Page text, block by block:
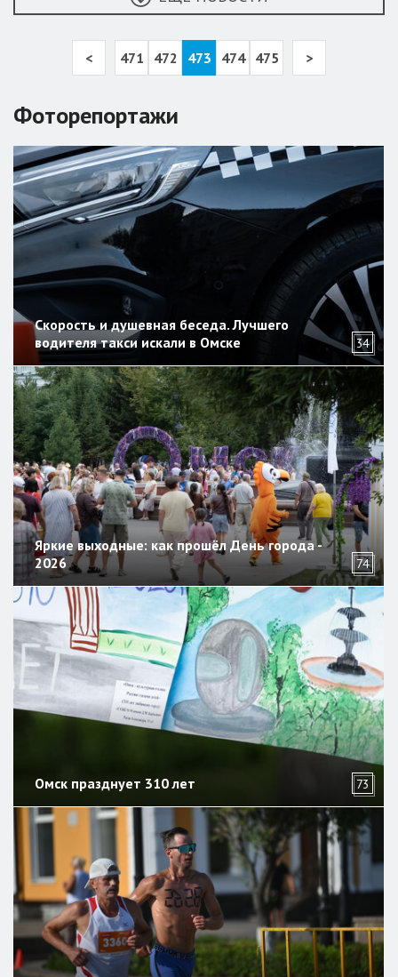
< 471 472 473 474 475 >
Фоторепортажи
Скорость и душевная беседа. Лучшего
водителя такси искали в Омске
34
Яркие выходные: как прошёл День города -
2026
74
Омск празднует 310 лет 73